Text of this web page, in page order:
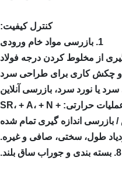
کنترل کیفیت:
1. بازرسی مواد خام ورودی
8. بسته بندی و جوراب ساق بلند.